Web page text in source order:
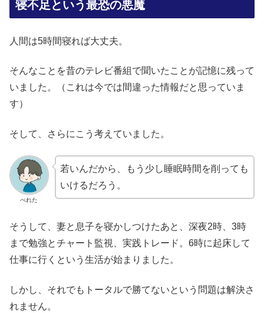
寝不足という最恐の悪魔
人間は5時間寝れば大丈夫。
そんなことを昔のテレビ番組で聞いたことが記憶に残って
いました。（これは今では間違った情報だと思っていま
す）
そして、さらにこう考えていました。
べれた
若いんだから、もう少し睡眠時間を削っても
いけるだろう。
そうして、妻と息子を寝かしつけたあと、深夜2時、3時
まで勉強とチャート監視、実践トレード。6時に起床して
仕事に行くという生活が始まりました。
しかし、それでもトータルで勝てないという問題は解決さ
れません。